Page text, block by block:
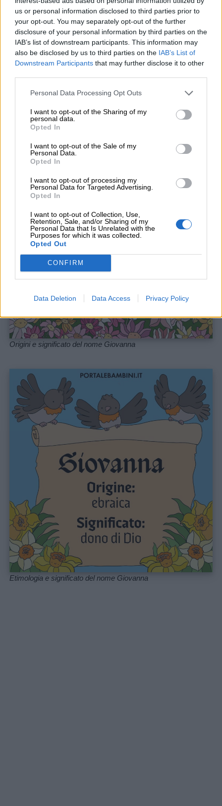
us or personal information disclosed to third parties prior to
your opt-out. You may separately opt-out of the further
disclosure of your personal information by third parties on the
IAB’s list of downstream participants. This information may
also be disclosed by us to third parties on the IAB’s List of
Downstream Participants that may further disclose it to other
Personal Data Processing Opt Outs
I want to opt-out of the Sharing of my
personal data.
Opted In
I want to opt-out of the Sale of my
Personal Data.
Opted In
I want to opt-out of processing my
Personal Data for Targeted Advertising.
Opted In
I want to opt-out of Collection, Use,
Retention, Sale, and/or Sharing of my
Personal Data that Is Unrelated with the
Purposes for which it was collected.
Opted Out
CONFIRM
Data Deletion Data Access Privacy Policy
Link
utili
siamo
Privacy
policy
Origini e significato del nome Giovanna
Etimologia e significato del nome Giovanna